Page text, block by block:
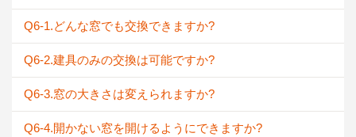
Q6-1.どんな窓でも交換できますか?
Q6-2.建具のみの交換は可能ですか?
Q6-3.窓の大きさは変えられますか?
Q6-4.開かない窓を開けるようにできますか?